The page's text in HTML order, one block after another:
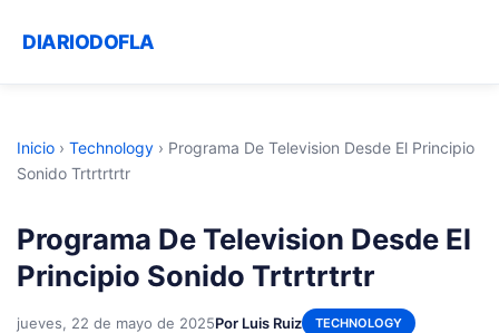
DIARIODOFLA
Inicio › Technology › Programa De Television Desde El Principio
Sonido Trtrtrtrtr
Programa De Television Desde El
Principio Sonido Trtrtrtrtr
jueves, 22 de mayo de 2025Por Luis Ruiz TECHNOLOGY